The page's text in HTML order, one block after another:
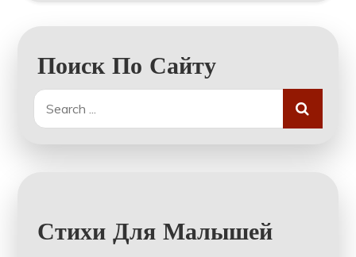
Поиск По Сайту
Search
for:
Стихи Для Малышей